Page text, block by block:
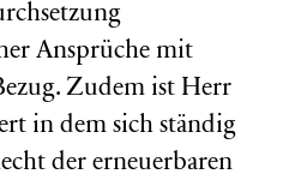
Ansprüche mit
Zudem ist Herr
in dem sich ständig
der erneuerbaren